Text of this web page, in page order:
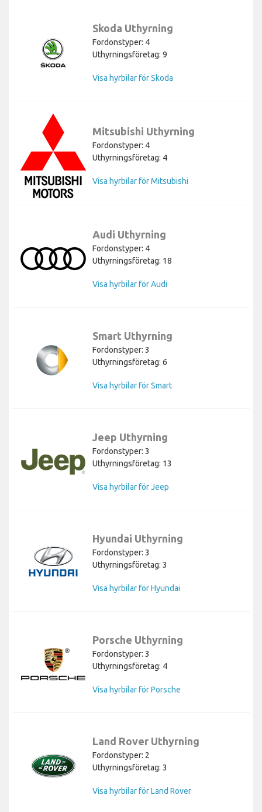
Skoda Uthyrning
Fordonstyper: 4
Uthyrningsföretag: 9
Visa hyrbilar för Skoda
Mitsubishi Uthyrning
Fordonstyper: 4
Uthyrningsföretag: 4
Visa hyrbilar för Mitsubishi
Audi Uthyrning
Fordonstyper: 4
Uthyrningsföretag: 18
Visa hyrbilar för Audi
Smart Uthyrning
Fordonstyper: 3
Uthyrningsföretag: 6
Visa hyrbilar för Smart
Jeep Uthyrning
Fordonstyper: 3
Uthyrningsföretag: 13
Visa hyrbilar för Jeep
Hyundai Uthyrning
Fordonstyper: 3
Uthyrningsföretag: 3
Visa hyrbilar för Hyundai
Porsche Uthyrning
Fordonstyper: 3
Uthyrningsföretag: 4
Visa hyrbilar för Porsche
Land Rover Uthyrning
Fordonstyper: 2
Uthyrningsföretag: 3
Visa hyrbilar för Land Rover